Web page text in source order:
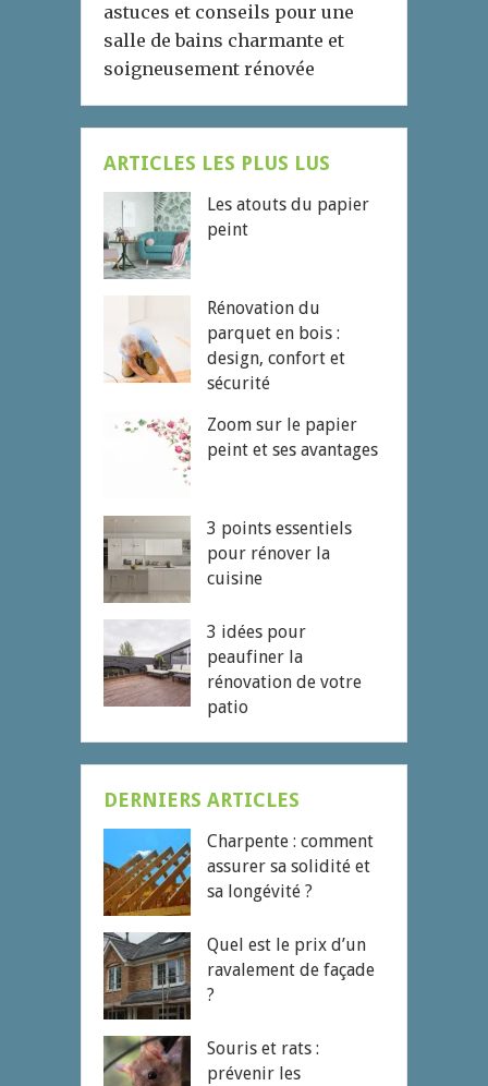
astuces et conseils pour une
salle de bains charmante et
soigneusement rénovée
ARTICLES LES PLUS LUS
Les atouts du papier
peint
Rénovation du
parquet en bois :
design, confort et
sécurité
Zoom sur le papier
peint et ses avantages
3 points essentiels
pour rénover la
cuisine
3 idées pour
peaufiner la
rénovation de votre
patio
DERNIERS ARTICLES
Charpente : comment
assurer sa solidité et
sa longévité ?
Quel est le prix d’un
ravalement de façade
?
Souris et rats :
prévenir les